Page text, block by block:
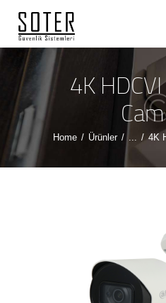
4K
Home Ürünler ... 4K
ANASAYFA
HAKKIMIZDA
ÜRÜNLERIMIZ
İLETIŞIM